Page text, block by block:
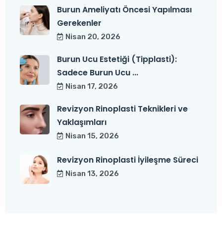
Burun Ameliyatı Öncesi Yapılması
Gerekenler
Nisan 20, 2026
Burun Ucu Estetiği (Tipplasti):
Sadece Burun Ucu ...
Nisan 17, 2026
Revizyon Rinoplasti Teknikleri ve
Yaklaşımları
Nisan 15, 2026
Revizyon Rinoplasti İyileşme Süreci
Nisan 13, 2026